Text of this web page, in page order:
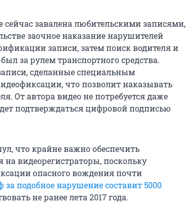
завалена любительскими записями,
заочное наказание нарушителей
записи, затем поиск водителя и
за рулем транспортного средства.
сделанные специальным
что позволит наказывать
От автора видео не потребуется даже
подтверждаться цифровой подписью
что крайне важно обеспечить
видеорегистраторы, поскольку
опасного вождения почти
за подобное нарушение составит 5000
не ранее лета 2017 года.